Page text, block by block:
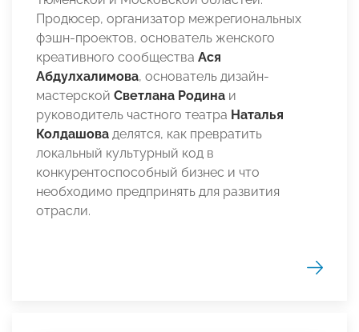
Продюсер, организатор межрегиональных
фэшн-проектов, основатель женского
креативного сообщества Ася
Абдулхалимова, основатель дизайн-
мастерской Светлана Родина и
руководитель частного театра Наталья
Колдашова делятся, как превратить
локальный культурный код в
конкурентоспособный бизнес и что
необходимо предпринять для развития
отрасли.